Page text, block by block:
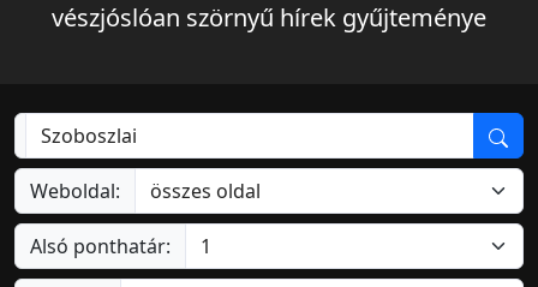
vészjóslóan szörnyű hírek gyűjteménye
Weboldal:
Alsó ponthatár: